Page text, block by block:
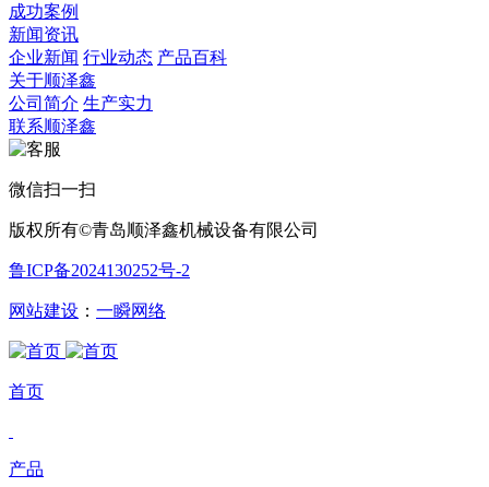
成功案例
新闻资讯
企业新闻 行业动态 产品百科
关于顺泽鑫
公司简介 生产实力
联系顺泽鑫
微信扫一扫
版权所有©青岛顺泽鑫机械设备有限公司
鲁ICP备2024130252号-2
网站建设 ： 一瞬网络
首页
产品